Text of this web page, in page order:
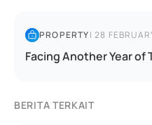
PROPERTY|28
Facing Another Year of
BERITA TERKAIT